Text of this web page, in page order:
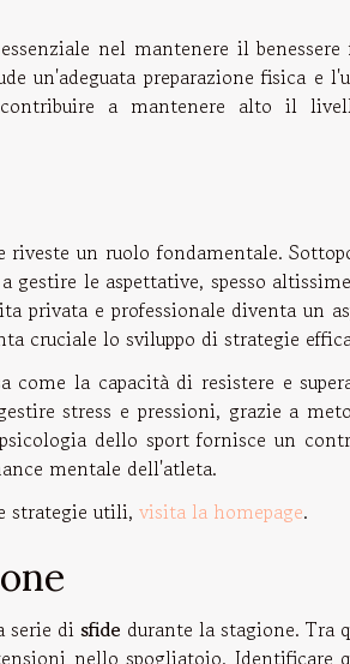
nel mantenere il benessere
un'adeguata preparazione fisica e
a mantenere alto il
un ruolo fondamentale.
le aspettative, spesso
privata e professionale diventa un
cruciale lo sviluppo di strategie
la capacità di resistere e
stress e pressioni, grazie a
dello sport fornisce un
mentale dell'atleta.
strategie utili, visita la homepage.
serie di sfide durante la stagione. Tra
nello spogliatoio. Identificare